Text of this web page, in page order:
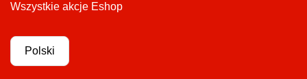
Wszystkie akcje Eshop
Polski